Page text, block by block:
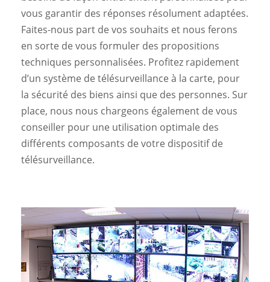
vous garantir des réponses résolument adaptées.
Faites-nous part de vos souhaits et nous ferons
en sorte de vous formuler des propositions
techniques personnalisées. Profitez rapidement
d’un système de télésurveillance à la carte, pour
la sécurité des biens ainsi que des personnes. Sur
place, nous nous chargeons également de vous
conseiller pour une utilisation optimale des
différents composants de votre dispositif de
télésurveillance.